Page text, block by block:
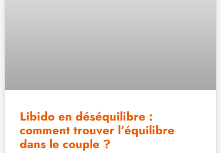
Libido en déséquilibre :
comment trouver l’équilibre
dans le couple ?